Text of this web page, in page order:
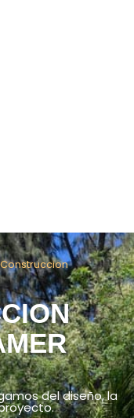
Construccion
del diseño, la